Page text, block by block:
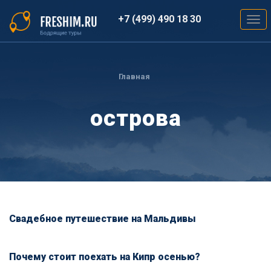
основному
содержанию
+7 (499) 490 18 30
Главная
острова
Свадебное путешествие на Мальдивы
Почему стоит поехать на Кипр осенью?